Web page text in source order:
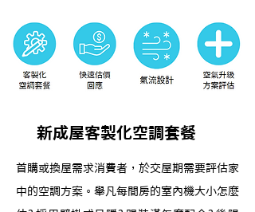
新成屋客製化空調套餐
首購或換屋需求消費者，於交屋期需要評估家
中的空調方案。舉凡每間房的室內機大小怎麼